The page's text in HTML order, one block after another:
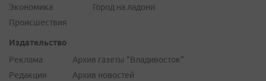
Экономика
Происшествия
Город на ладони
Издательство
Реклама
Редакция
Архив газеты "Владивосток"
Архив новостей